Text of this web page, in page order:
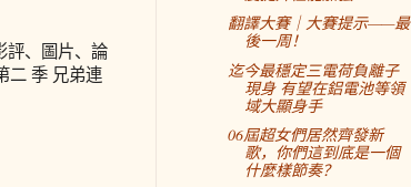
評、圖片、論
二 季 兄弟連
翻譯大賽｜大賽提示——最
後一周！
迄今最穩定三電荷負離子
現身 有望在鋁電池等領
域大顯身手
06屆超女們居然齊發新
歌，你們這到底是一個
什麼樣節奏？